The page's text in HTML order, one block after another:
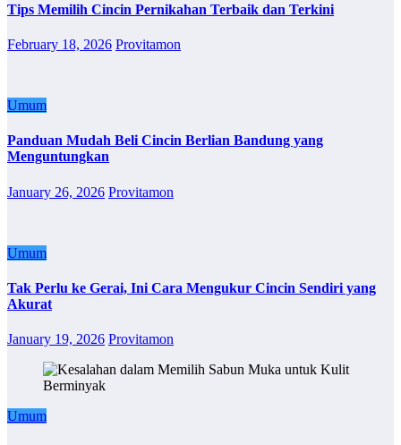
Tips Memilih Cincin Pernikahan Terbaik dan Terkini
February 18, 2026 Provitamon
Umum
Panduan Mudah Beli Cincin Berlian Bandung yang
Menguntungkan
January 26, 2026 Provitamon
Umum
Tak Perlu ke Gerai, Ini Cara Mengukur Cincin Sendiri yang
Akurat
January 19, 2026 Provitamon
Umum